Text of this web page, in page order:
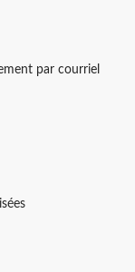
par courriel